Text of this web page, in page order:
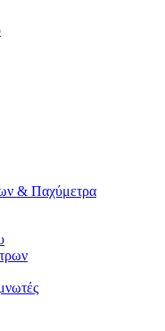
& Παχύμετρα